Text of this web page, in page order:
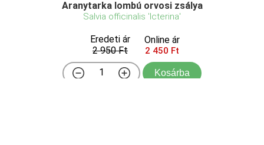
Aranytarka lombú orvosi zsálya
Salvia officinalis 'Icterina'
Eredeti ár
2 950 Ft
Online ár
2 450 Ft
Kosárba